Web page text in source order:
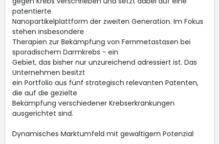
patentierte
Nanopartikelplattform der zweiten Generation. Im Fokus
stehen insbesondere
Therapien zur Bekämpfung von Fernmetastasen bei
sporadischem Darmkrebs - ein
Gebiet, das bisher nur unzureichend adressiert ist. Das
Unternehmen besitzt
ein Portfolio aus fünf strategisch relevanten Patenten,
die auf die gezielte
Bekämpfung verschiedener Krebserkrankungen
ausgerichtet sind.
Dynamisches Marktumfeld mit gewaltigem Potenzial